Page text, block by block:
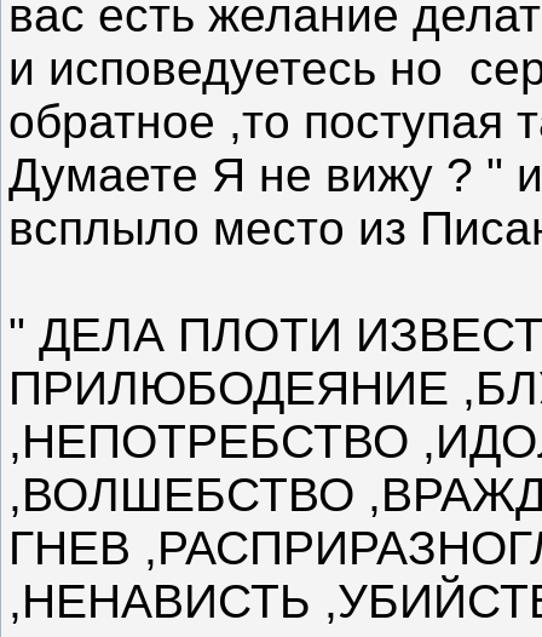
вас есть желание
и исповедуетесь но
обратное ,то поступая
Думаете Я не вижу ? "
всплыло место из
" ДЕЛА ПЛОТИ
ПРИЛЮБОДЕЯНИЕ
,НЕПОТРЕБСТВО
,ВОЛШЕБСТВО
ГНЕВ
,НЕНАВИСТЬ